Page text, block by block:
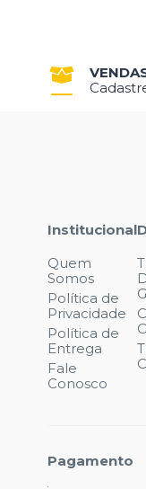
Institucional
Quem
Somos
Política de
Privacidade
Política de
Entrega
Fale
Conosco
Pagamento